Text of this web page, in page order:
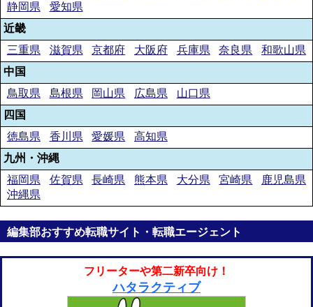
静岡県
愛知県
近畿
三重県
滋賀県 京都府 大阪府 兵庫県 奈良県
和歌山県
中国
鳥取県
島根県 岡山県 広島県
山口県
四国
徳島県
香川県 愛媛県
高知県
九州・沖縄
福岡県
佐賀県 長崎県 熊本県 大分県 宮崎県
鹿児島県
沖縄県
編集部おすすめ転職サイト・転職エージェント
フリーターや第二新卒向け！
ハタラクティブ